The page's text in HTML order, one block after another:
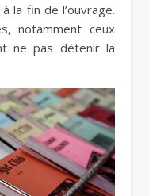
la fin de l’ouvrage.
notamment ceux
ne pas détenir la